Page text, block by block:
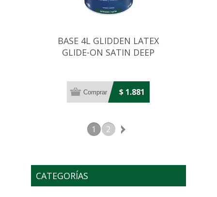
BASE 4L GLIDDEN LATEX
GLIDE-ON SATIN DEEP
$ 1.881
1 2
CATEGORÍAS